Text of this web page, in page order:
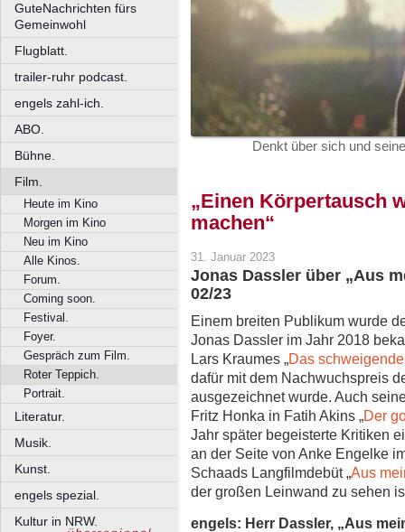
GuteNachrichten fürs
Gemeinwohl
Flugblatt.
trailer-ruhr podcast.
engels zahl-ich.
ABO.
Bühne.
Film.
Heute im Kino
Morgen im Kino
Neu im Kino
Alle Kinos.
Forum.
Coming soon.
Festival.
Foyer.
Gespräch zum Film.
Roter Teppich.
Portrait.
Literatur.
Musik.
Kunst.
engels spezial.
Kultur in NRW.
Denkt über sich und
„Einen Körpertausch
machen“
31. Januar 2023
Jonas Dassler über „Aus
02/23
Einem breiten Publikum wurde
Jonas Dassler im Jahr 2018
Lars Kraumes „Das
dafür mit dem Nachwuchspreis
ausgezeichnet wurde. Auch
Fritz Honka in Fatih Akins „Der
Jahr später begeisterte Kritiken
an der Seite von Anke Engelke
Schaads Langfilmdebüt „Aus
der großen Leinwand zu sehen
engels: Herr Dassler, „Aus